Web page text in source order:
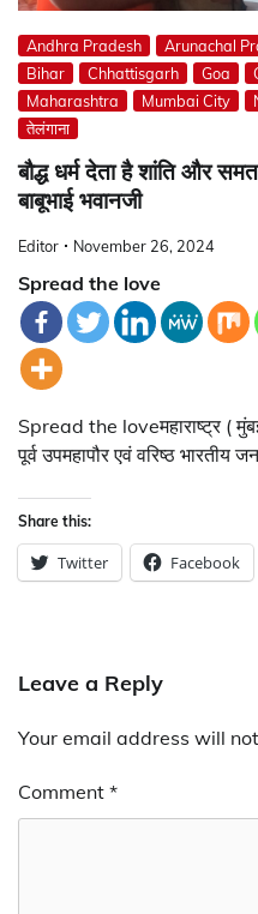
Andhra Pradesh
Arunachal
Bihar
Chhattisgarh Goa
Maharashtra
Mumbai City
तेलंगाना
बौद्ध धर्म देता है शांति और
बाबूभाई भवानजी
Editor November 26, 2024
Spread the love
Spread the loveमहाराष्ट्र (
पूर्व उपमहापौर एवं वरिष्ठ भारतीय
Share this:
Twitter Facebook
Leave a Reply
Your email address will
Comment *